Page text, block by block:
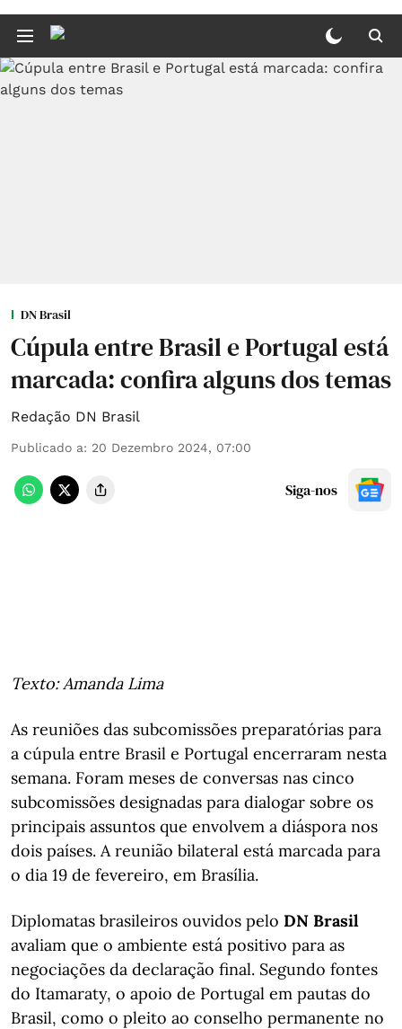
DN Brasil
Cúpula entre Brasil e Portugal está
marcada: confira alguns dos temas
Redação DN Brasil
Publicado a: 20 Dezembro 2024, 07:00
Siga-nos
Texto: Amanda Lima
As reuniões das subcomissões preparatórias para
a cúpula entre Brasil e Portugal encerraram nesta
semana. Foram meses de conversas nas cinco
subcomissões designadas para dialogar sobre os
principais assuntos que envolvem a diáspora nos
dois países. A reunião bilateral está marcada para
o dia 19 de fevereiro, em Brasília.
Diplomatas brasileiros ouvidos pelo DN Brasil
avaliam que o ambiente está positivo para as
negociações da declaração final. Segundo fontes
do Itamaraty, o apoio de Portugal em pautas do
Brasil, como o pleito ao conselho permanente no